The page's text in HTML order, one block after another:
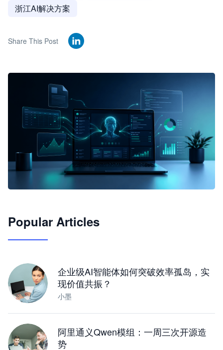
浙江AI解决方案
Share This Post
JimoClaw 桌面 AI Agent 工作台
Popular Articles
企业级AI智能体如何突破效率孤岛，实
现价值共振？
小墨
阿里通义Qwen模组：一周三次开源造
势